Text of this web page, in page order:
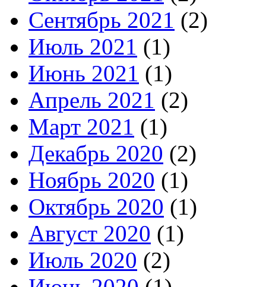
Сентябрь 2021 (2)
Июль 2021 (1)
Июнь 2021 (1)
Апрель 2021 (2)
Март 2021 (1)
Декабрь 2020 (2)
Ноябрь 2020 (1)
Октябрь 2020 (1)
Август 2020 (1)
Июль 2020 (2)